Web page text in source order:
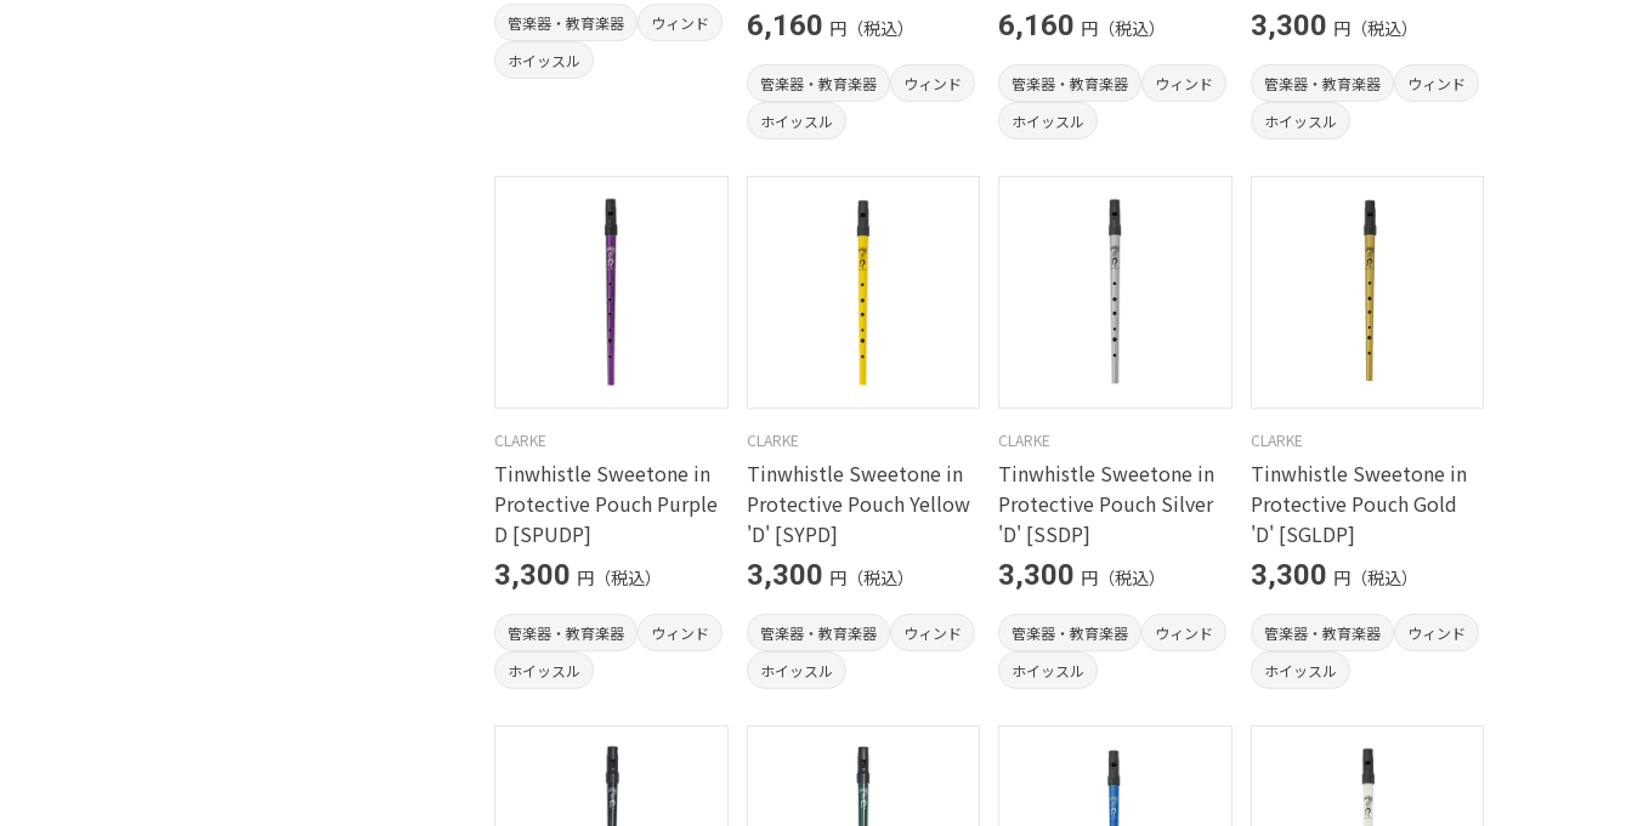
管楽器・教育楽器
ウィンド
ホイッスル
6,160 円（税込）
管楽器・教育楽器
ウィンド
ホイッスル
6,160 円（税込）
管楽器・教育楽器
ウィンド
ホイッスル
3,300 円（税込）
管楽器・教育楽器
ウィンド
ホイッスル
CLARKE
Tinwhistle Sweetone in
Protective Pouch Purple
D [SPUDP]
3,300 円（税込）
管楽器・教育楽器
ウィンド
ホイッスル
CLARKE
Tinwhistle Sweetone in
Protective Pouch Yellow
'D' [SYPD]
3,300 円（税込）
管楽器・教育楽器
ウィンド
ホイッスル
CLARKE
Tinwhistle Sweetone in
Protective Pouch Silver
'D' [SSDP]
3,300 円（税込）
管楽器・教育楽器
ウィンド
ホイッスル
CLARKE
Tinwhistle Sweetone in
Protective Pouch Gold
'D' [SGLDP]
3,300 円（税込）
管楽器・教育楽器
ウィンド
ホイッスル